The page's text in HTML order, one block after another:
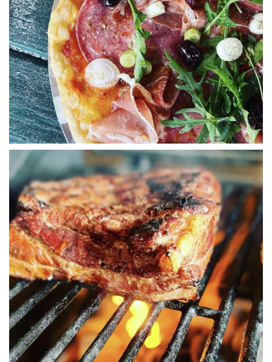
WÜ I GRÖSSA SENG
WÜ I GRÖSSA SENG